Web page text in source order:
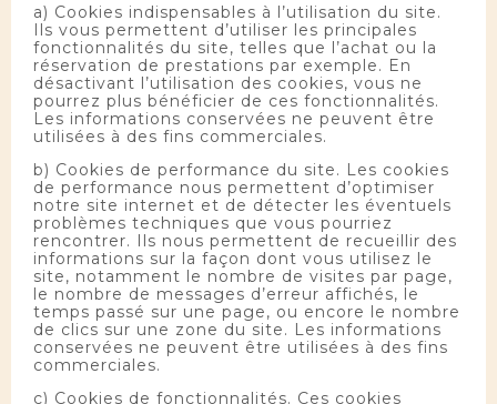
a) Cookies indispensables à l’utilisation du site.
Ils vous permettent d’utiliser les principales
fonctionnalités du site, telles que l’achat ou la
réservation de prestations par exemple. En
désactivant l’utilisation des cookies, vous ne
pourrez plus bénéficier de ces fonctionnalités.
Les informations conservées ne peuvent être
utilisées à des fins commerciales.
b) Cookies de performance du site. Les cookies
de performance nous permettent d’optimiser
notre site internet et de détecter les éventuels
problèmes techniques que vous pourriez
rencontrer. Ils nous permettent de recueillir des
informations sur la façon dont vous utilisez le
site, notamment le nombre de visites par page,
le nombre de messages d’erreur affichés, le
temps passé sur une page, ou encore le nombre
de clics sur une zone du site. Les informations
conservées ne peuvent être utilisées à des fins
commerciales.
c) Cookies de fonctionnalités. Ces cookies